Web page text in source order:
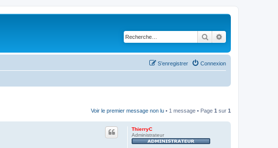
Rechercher
Connexion
S’enregistrer
Voir le premier message non lu • 1 message • Page 1 sur 1
ThierryC
Administrateur